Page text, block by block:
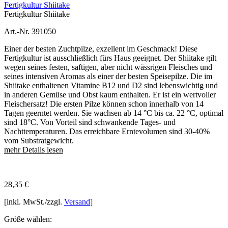
Fertigkultur Shiitake
Fertigkultur Shiitake
Art.-Nr. 391050
Einer der besten Zuchtpilze, exzellent im Geschmack! Diese
Fertigkultur ist ausschließlich fürs Haus geeignet. Der Shiitake gilt
wegen seines festen, saftigen, aber nicht wässrigen Fleisches und
seines intensiven Aromas als einer der besten Speisepilze. Die im
Shiitake enthaltenen Vitamine B12 und D2 sind lebenswichtig und
in anderen Gemüse und Obst kaum enthalten. Er ist ein wertvoller
Fleischersatz! Die ersten Pilze können schon innerhalb von 14
Tagen geerntet werden. Sie wachsen ab 14 °C bis ca. 22 °C, optimal
sind 18°C. Von Vorteil sind schwankende Tages- und
Nachttemperaturen. Das erreichbare Erntevolumen sind 30-40%
vom Substratgewicht.
mehr Details lesen
28,35 €
[inkl. MwSt./zzgl. Versand]
Größe wählen: